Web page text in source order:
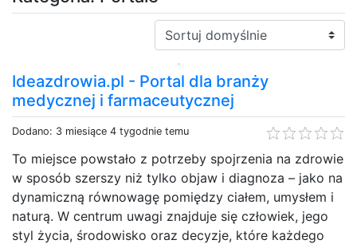
Sortuj:
Ideazdrowia.pl - Portal dla branży
medycznej i farmaceutycznej
Dodano: 3 miesiące 4 tygodnie temu
To miejsce powstało z potrzeby spojrzenia na zdrowie
w sposób szerszy niż tylko objaw i diagnoza – jako na
dynamiczną równowagę pomiędzy ciałem, umysłem i
naturą. W centrum uwagi znajduje się człowiek, jego
styl życia, środowisko oraz decyzje, które każdego